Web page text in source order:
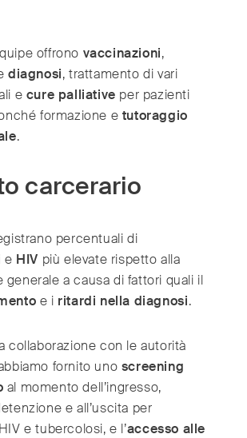
offrono vaccinazioni,
diagnosi, trattamento di vari
e cure palliative per pazienti
formazione e tutoraggio
.
carcerario
percentuali di
e HIV più elevate rispetto alla
generale a causa di fattori quali il
e i ritardi nella diagnosi.
collaborazione con le autorità
fornito uno screening
al momento dell’ingresso,
e all’uscita per
e tubercolosi, e l’accesso alle